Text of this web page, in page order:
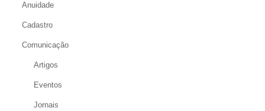
Anuidade
Cadastro
Comunicação
Artigos
Eventos
Jornais